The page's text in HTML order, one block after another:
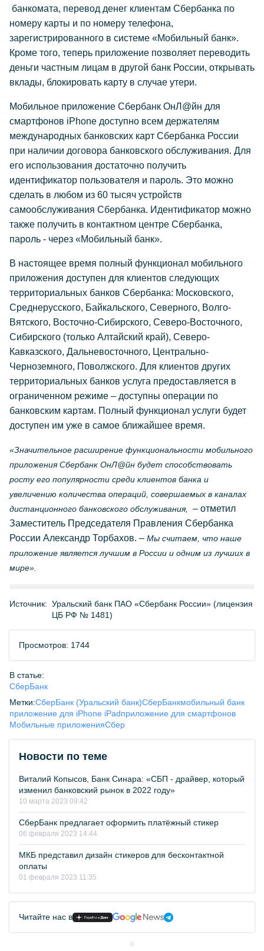
банкомата, перевод денег клиентам Сбербанка по
номеру карты и по номеру телефона,
зарегистрированного в системе «Мобильный банк».
Кроме того, теперь приложение позволяет переводить
деньги частным лицам в другой банк России, открывать
вклады, блокировать карту в случае утери.
Мобильное приложение Сбербанк ОнЛ@йн для
смартфонов iPhone доступно всем держателям
международных банковских карт Сбербанка России
при наличии договора банковского обслуживания. Для
его использования достаточно получить
идентификатор пользователя и пароль. Это можно
сделать в любом из 60 тысяч устройств
самообслуживания Сбербанка. Идентификатор можно
также получить в контактном центре Сбербанка,
пароль - через «Мобильный банк».
В настоящее время полный функционал мобильного
приложения доступен для клиентов следующих
территориальных банков Сбербанка: Московского,
Среднерусского, Байкальского, Северного, Волго-
Вятского, Восточно-Сибирского, Северо-Восточного,
Сибирского (только Алтайский край), Северо-
Кавказского, Дальневосточного, Центрально-
Черноземного, Поволжского. Для клиентов других
территориальных банков услуга предоставляется в
ограниченном режиме – доступны операции по
банковским картам. Полный функционал услуги будет
доступен им уже в самое ближайшее время.
«Значительное расширение функциональности мобильного
приложения Сбербанк ОнЛ@йн будет способствовать
росту его популярности среди клиентов банка и
увеличению количества операций, совершаемых в каналах
дистанционного банковского обслуживания,
– отметил
Заместитель Председателя Правления Сбербанка
России Александр Торбахов. – Мы считаем, что наше
приложение является лучшим в России и одним из лучших в
мире».
Источник: Уральский банк ПАО «Сбербанк России» (лицензия
ЦБ РФ № 1481)
Просмотров: 1744
В статье:
СберБанк
Метки:СберБанк (Уральский банк)СберБанкмобильный банк
приложение для iPhone iPadприложение для смартфонов
Мобильные приложенияСбер
Новости по теме
Виталий Копысов, Банк Синара: «СБП - драйвер, который
изменил банковский рынок в 2022 году»
10 марта 2023 09:42
СберБанк предлагает оформить платёжный стикер
06 февраля 2023 14:44
МКБ представил дизайн стикеров для бесконтактной
оплаты
01 февраля 2023 11:35
Читайте нас в